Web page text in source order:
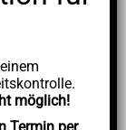
möglich!